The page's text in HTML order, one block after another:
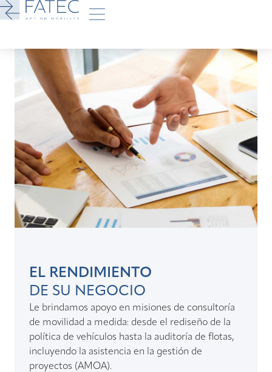
EL RENDIMIENTO
DE SU NEGOCIO
Le brindamos apoyo en misiones de consultoría
de movilidad a medida: desde el rediseño de la
política de vehículos hasta la auditoría de flotas,
incluyendo la asistencia en la gestión de
proyectos (AMOA).